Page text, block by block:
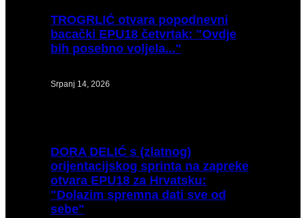
TROGRLIĆ otvara popodnevni
bacački EPU18 četvrtak: "Ovdje
bih posebno voljela..."
Srpanj 14, 2026
DORADELIĆ s (zlatnog)
orijentacijskog sprinta na zapreke
otvara EPU18 za Hrvatsku:
"Dolazim spremna dati sve od
sebe"